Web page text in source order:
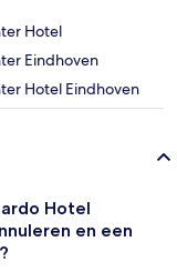
Hotel
Eindhoven
Hotel Eindhoven
Hotel
en een